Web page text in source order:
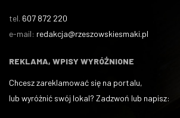
tel. 607 872 220
e-mail: redakcja@rzeszowskiesmaki.pl
REKLAMA, WPISY WYRÓŻNIONE
Chcesz zareklamować się na portalu,
lub wyróżnić swój lokal? Zadzwoń lub napisz: